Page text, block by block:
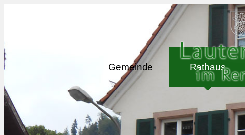
IMPRESSUM | DATENSCHUTZ
Gemeinde Rathaus